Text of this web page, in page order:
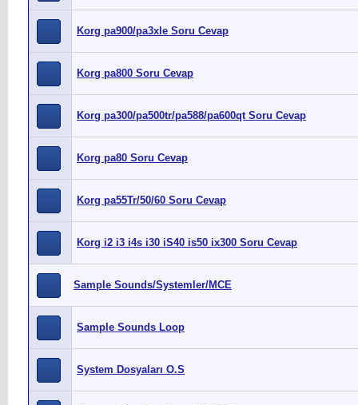
Korg pa900/pa3xle Soru Cevap
Korg pa800 Soru Cevap
Korg pa300/pa500tr/pa588/pa600qt Soru Cevap
Korg pa80 Soru Cevap
Korg pa55Tr/50/60 Soru Cevap
Korg i2 i3 i4s i30 iS40 is50 ix300 Soru Cevap
Sample Sounds/Systemler/MCE
Sample Sounds Loop
System Dosyaları O.S